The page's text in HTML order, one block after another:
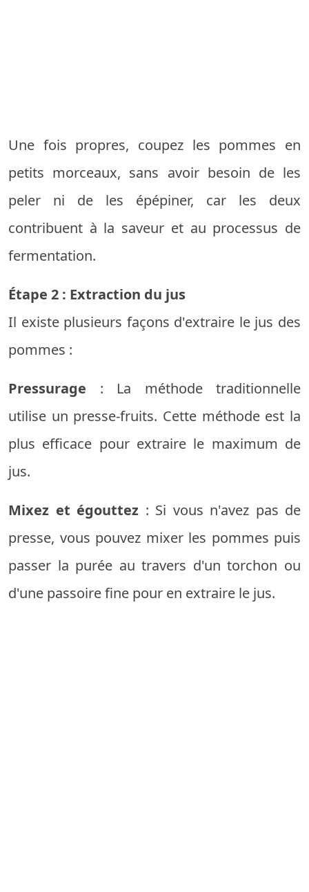
Une fois propres, coupez les pommes en
petits morceaux, sans avoir besoin de les
peler ni de les épépiner, car les deux
contribuent à la saveur et au processus de
fermentation.
Étape 2 : Extraction du jus
Il existe plusieurs façons d'extraire le jus des
pommes :
Pressurage : La méthode traditionnelle
utilise un presse-fruits. Cette méthode est la
plus efficace pour extraire le maximum de
jus.
Mixez et égouttez : Si vous n'avez pas de
presse, vous pouvez mixer les pommes puis
passer la purée au travers d'un torchon ou
d'une passoire fine pour en extraire le jus.